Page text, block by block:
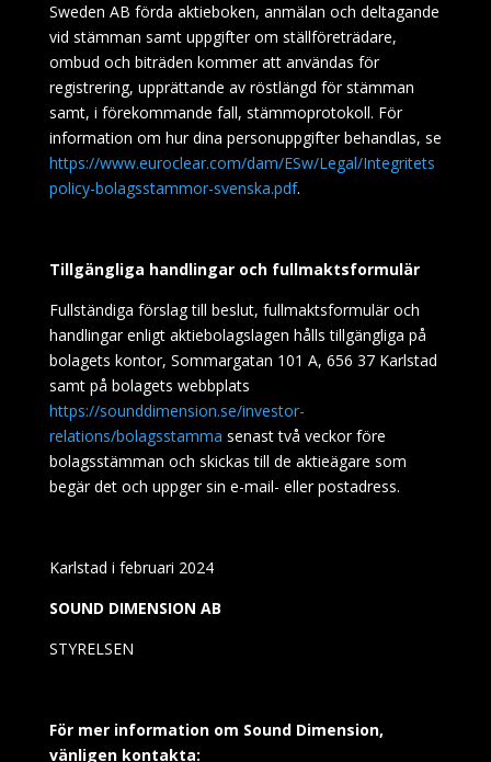
Sweden AB förda aktieboken, anmälan och deltagande
vid stämman samt uppgifter om ställföreträdare,
ombud och biträden kommer att användas för
registrering, upprättande av röstlängd för stämman
samt, i förekommande fall, stämmoprotokoll. För
information om hur dina personuppgifter behandlas, se
https://www.euroclear.com/dam/ESw/Legal/Integritets
policy-bolagsstammor-svenska.pdf.
Tillgängliga handlingar och fullmaktsformulär
Fullständiga förslag till beslut, fullmaktsformulär och
handlingar enligt aktiebolagslagen hålls tillgängliga på
bolagets kontor, Sommargatan 101 A, 656 37 Karlstad
samt på bolagets webbplats
https://sounddimension.se/investor-
relations/bolagsstamma senast två veckor före
bolagsstämman och skickas till de aktieägare som
begär det och uppger sin e-mail- eller postadress.
Karlstad i februari 2024
SOUND DIMENSION AB
STYRELSEN
För mer information om Sound Dimension,
vänligen kontakta: